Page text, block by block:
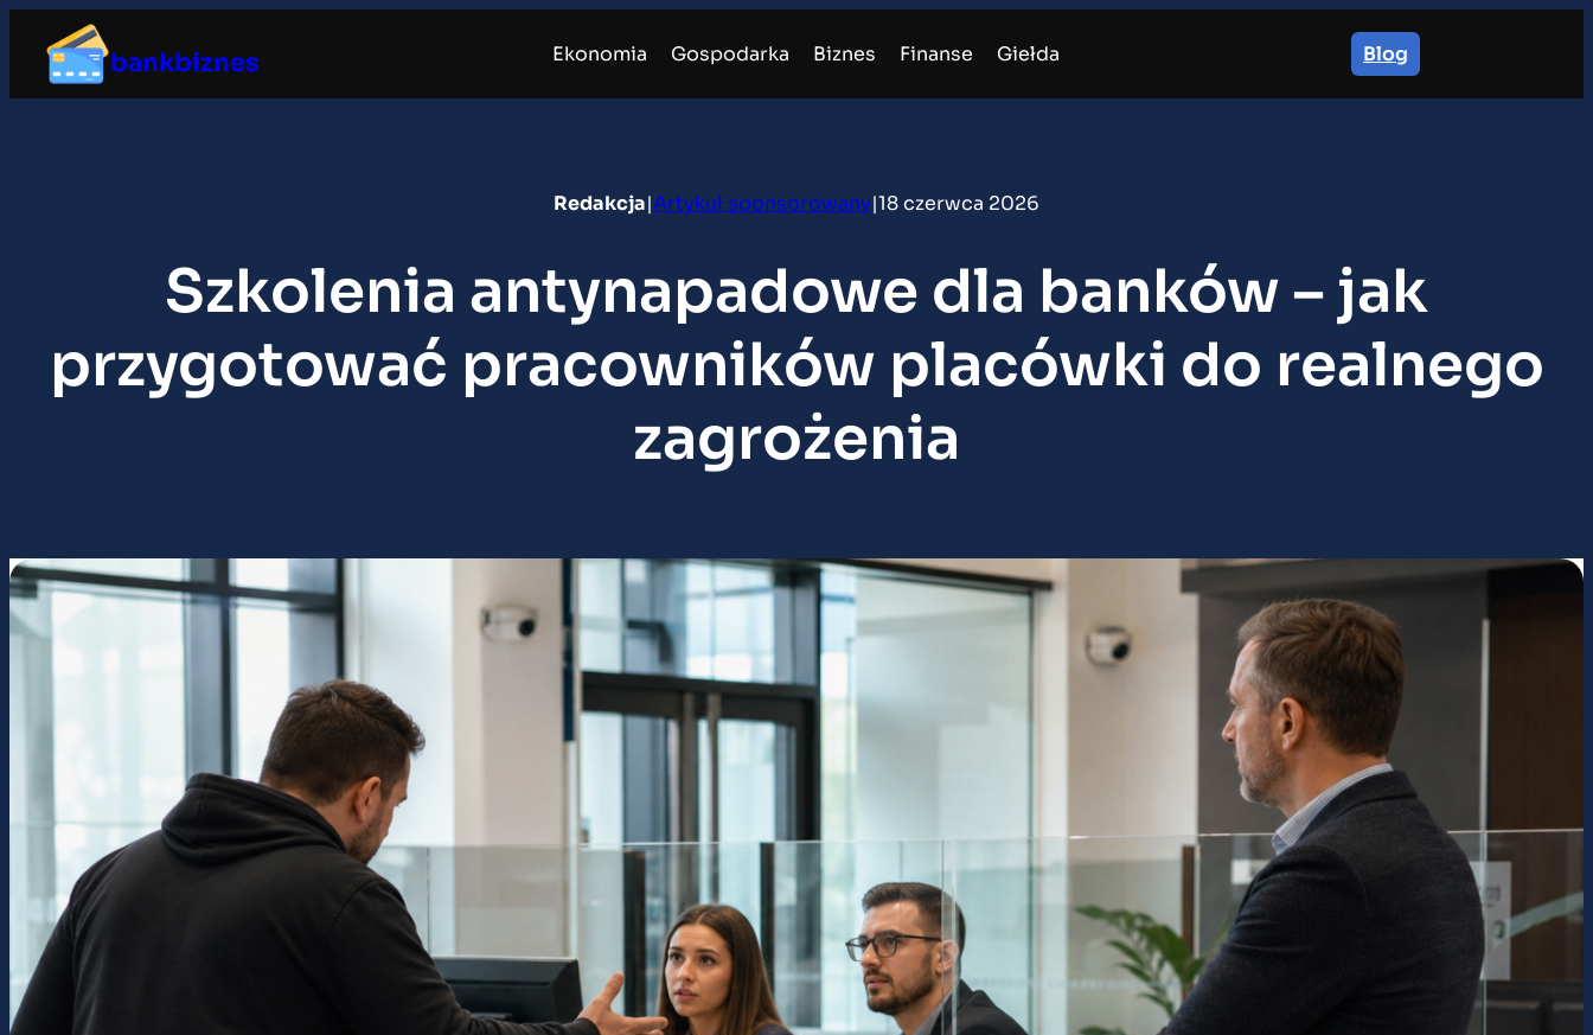
treści
bankbiznes Ekonomia Gospodarka Biznes Finanse Giełda Blog
Redakcja|Artykuł sponsorowany|18 czerwca 2026
Szkolenia antynapadowe dla banków – jak
przygotować pracowników placówki do realnego
zagrożenia